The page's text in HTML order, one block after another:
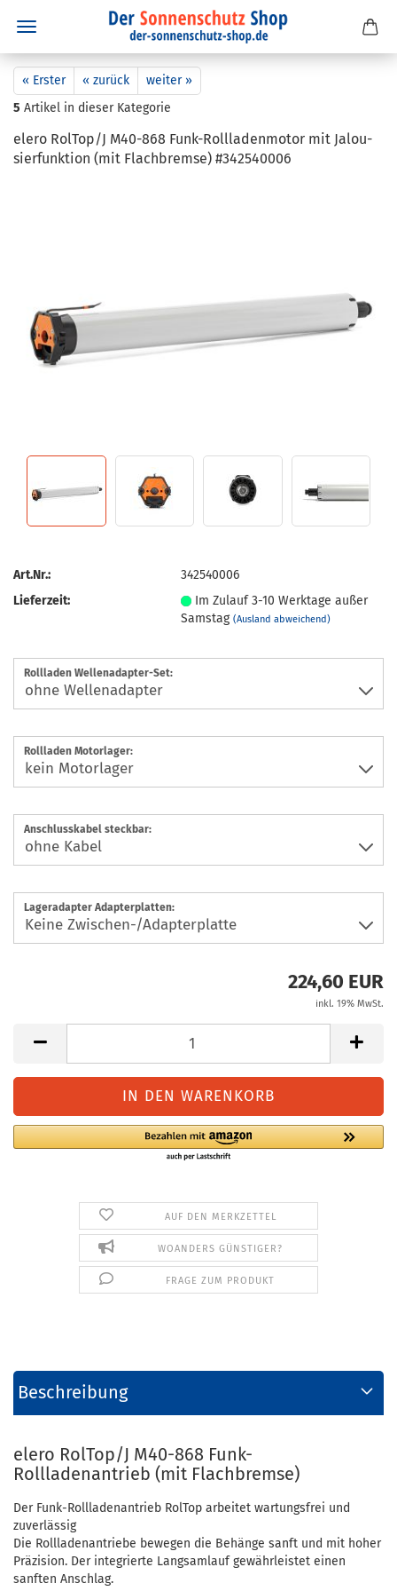
« Erster « zurück
weiter »
5 Artikel in dieser Kategorie
elero Rol­Top/J M40-​868 Funk-​Rollladenmotor mit Ja­lou­
sier­funk­ti­on (mit Flach­brem­se) #342540006
Art.Nr.:
342540006
Lieferzeit:
Im Zulauf 3-10 Werktage außer
Samstag(Ausland abweichend)
Rollladen Wellenadapter-Set:
Rollladen Motorlager:
Anschlusskabel steckbar:
Lageradapter Adapterplatten:
224,60 EUR
inkl. 19% MwSt.
AUF DEN MERKZETTEL
WOANDERS GÜNSTIGER?
FRAGE ZUM PRODUKT
Beschreibung
elero RolTop/J M40-868 Funk-
Rollladenantrieb (mit Flachbremse)
Der Funk-Rollladenantrieb RolTop arbeitet wartungsfrei und
zuverlässig
Die Rollladenantriebe bewegen die Behänge sanft und mit hoher
Präzision. Der integrierte Langsamlauf gewährleistet einen
sanften Anschlag.